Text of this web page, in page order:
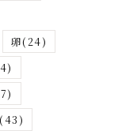
卵(24)
(43)